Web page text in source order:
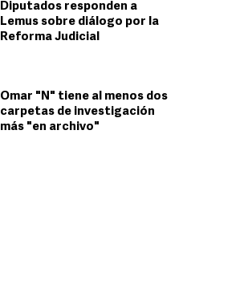
Diputados responden a
Lemus sobre diálogo por la
Reforma Judicial
Omar "N" tiene al menos dos
carpetas de investigación
más "en archivo"